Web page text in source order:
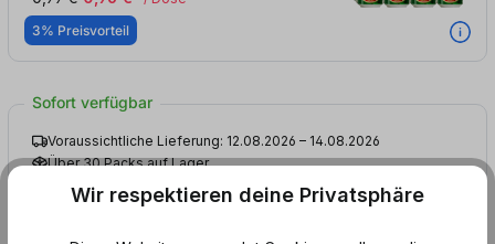
3% Preisvorteil
Sofort verfügbar
Voraussichtliche Lieferung: 12.08.2026 – 14.08.2026
Über 30 Packs auf Lager
Mindestens haltbar bis: 11.11.2026
Wir respektieren deine Privatsphäre